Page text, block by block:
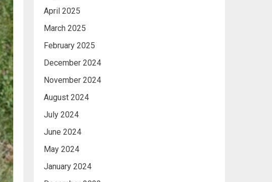
April 2025
March 2025
February 2025
December 2024
November 2024
August 2024
July 2024
June 2024
May 2024
January 2024